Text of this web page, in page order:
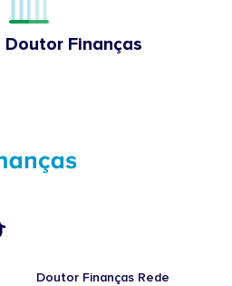
Finanças
Doutor Finanças Rede